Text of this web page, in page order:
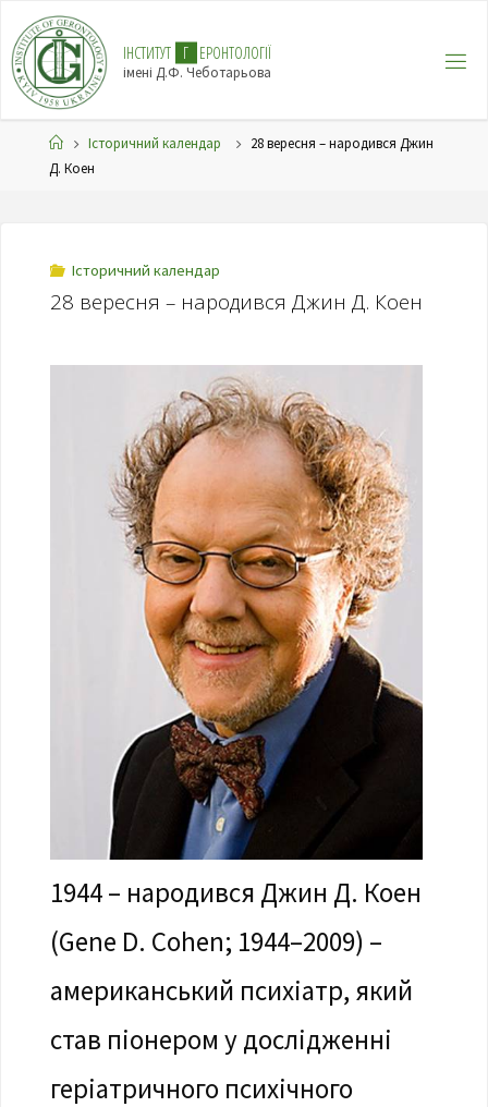
ІНСТИТУТ Г ЕРОНТОЛОГІЇ
імені Д.Ф. Чеботарьова
Історичний календар
28 вересня – народився Джин
Д. Коен
Історичний календар
28 вересня – народився Джин Д. Коен
1944 – народився Джин Д. Коен
(Gene D. Cohen; 1944–2009) –
американський психіатр, який
став піонером у дослідженні
геріатричного психічного